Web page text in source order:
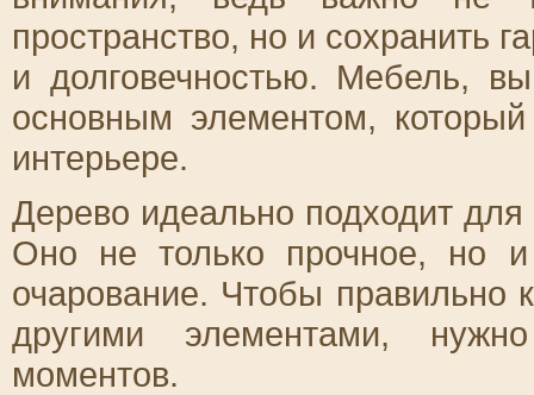
пространство, но и сохранить
и долговечностью. Мебель,
основным элементом,
интерьере.
Дерево идеально подходит
Оно не только прочное, но и
очарование. Чтобы правильно
другими элементами,
моментов.